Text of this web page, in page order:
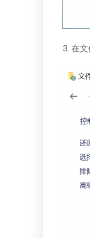
3. 在